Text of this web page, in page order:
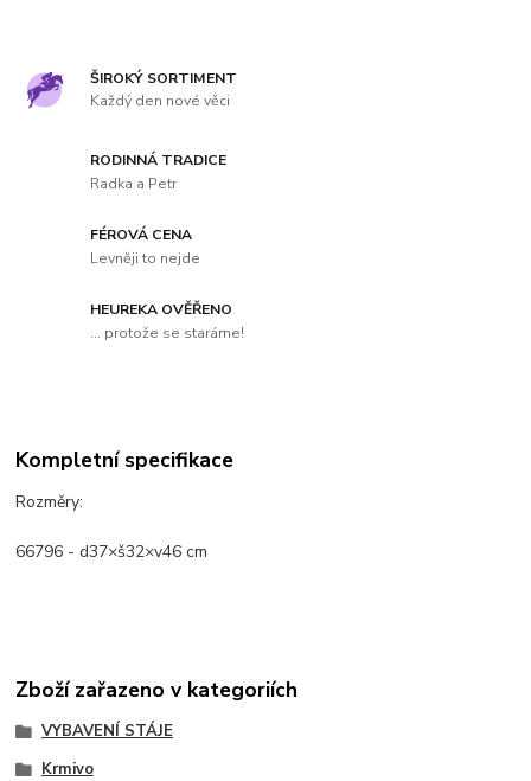
ŠIROKÝ SORTIMENT
Každý den nové věci
RODINNÁ TRADICE
Radka a Petr
FÉROVÁ CENA
Levněji to nejde
HEUREKA OVĚŘENO
... protože se staráme!
Kompletní specifikace
Rozměry:
66796 - d37×š32×v46 cm
Zboží zařazeno v kategoriích
VYBAVENÍ STÁJE
Krmivo